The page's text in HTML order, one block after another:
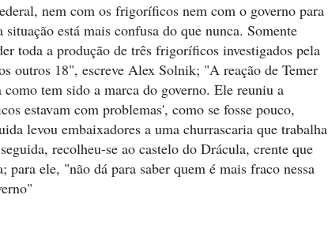
nem com os frigoríficos nem com o governo para
está mais confusa do que nunca. Somente
toda a produção de três frigoríficos investigados pela
outros 18", escreve Alex Solnik; "A reação de Temer
tem sido a marca do governo. Ele reuniu a
estavam com problemas', como se fosse pouco,
levou embaixadores a uma churrascaria que trabalha
recolheu-se ao castelo do Drácula, crente que
ele, "não dá para saber quem é mais fraco nessa